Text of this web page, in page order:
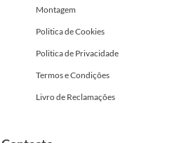
Montagem
Politica de Cookies
Politica de Privacidade
Termos e Condições
Livro de Reclamações